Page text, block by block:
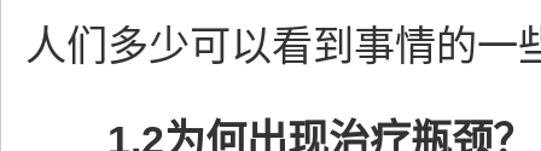
人们多少可以看到事情的一
1.2为何出现治疗瓶颈？